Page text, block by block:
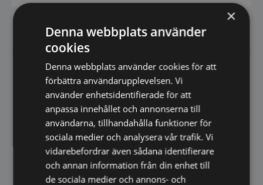
Vi prisjämför - Klicka här
Downloads
Datablad
Broschyr
Video
×
Denna webbplats använder
cookies
Denna webbplats använder cookies för att
förbättra användarupplevelsen. Vi
använder enhetsidentifierade för att
anpassa innehållet och annonserna till
användarna, tillhandahålla funktioner för
sociala medier och analysera vår trafik. Vi
vidarebefordrar även sådana identifierare
och annan information från din enhet till
de sociala medier och annons- och